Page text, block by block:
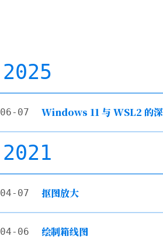
2025
06-07 Windows 11 与 WSL2 的深
2021
04-07 抠图放大
04-06 绘制箱线图